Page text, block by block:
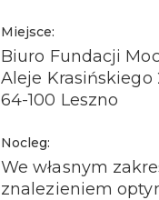
Miejsce:
Biuro Fundacji
Aleje Krasińskiego
64-100 Leszno
Nocleg:
We własnym
znalezieniem